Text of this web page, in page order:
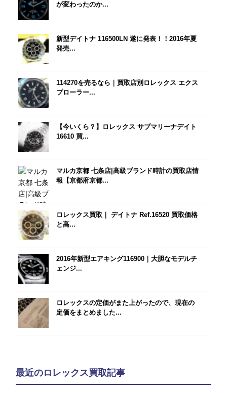
が変わったのか...
新型デイトナ 116500LN 遂に発表！！2016年夏
発売...
114270を売るなら｜買取店別ロレックス エクス
プローラー...
【今いくら？】ロレックス サブマリーナデイト
16610 買...
マルカ京都 七条店|高級ブランド時計の買取店情
報【京都府京都...
ロレックス買取｜ デイトナ Ref.16520 買取価格
と高...
2016年新型エアキング116900｜大胆なモデルチ
ェンジ...
ロレックスの定価がまた上がったので、現在の
定価をまとめました...
最近のロレックス買取記事